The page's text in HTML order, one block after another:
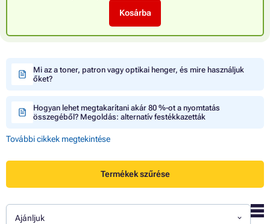
Kosárba
Mi az a toner, patron vagy optikai henger, és mire használjuk
őket?
Hogyan lehet megtakarítani akár 80 %-ot a nyomtatás
összegéből? Megoldás: alternatív festékkazetták
További cikkek megtekintése
Termékek szűrése
Ajánljuk